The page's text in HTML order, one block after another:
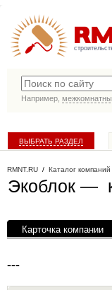
Например,
ВЫБРАТЬ РАЗДЕЛ
RMNT.RU / Каталог компаний
Экоблок —
Карточка компании
---